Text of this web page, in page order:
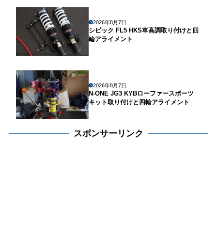
2026年8月7日
シビック FL5 HKS車高調取り付けと四
輪アライメント
2026年8月7日
N-ONE JG3 KYBローファースポーツ
キット取り付けと四輪アライメント
スポンサーリンク